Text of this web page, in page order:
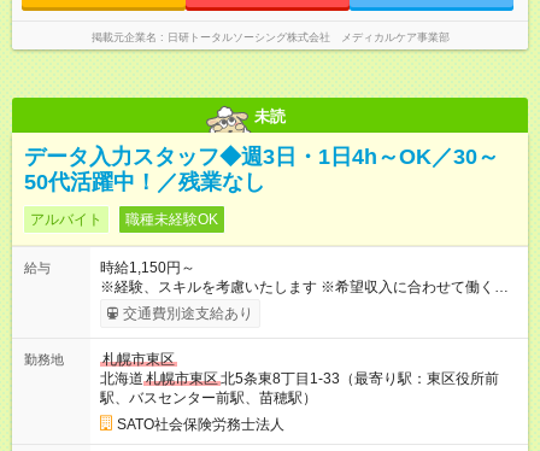
掲載元企業名 日研トータルソーシング株式会社 メディカルケア事業部
未読
データ入力スタッフ◆週3日・1日4h～OK／30～
50代活躍中！／残業なし
アルバイト 職種未経験OK
給与
時給1,150円～
※経験、スキルを考慮いたします ※希望収入に合わせて働くこと
ができます。 ◇月87，200円 （時給1，090円、1日5時間、週4
日勤務の場合） ◇月152，600円 （時給1，090円、1日7時間、
交通費別途支給あり
勤務地
札幌市東区
北海道 札幌市東区北5条東8丁目1-33（最寄り駅：東区役所前
駅、バスセンター前駅、苗穂駅）
SATO社会保険労務士法人